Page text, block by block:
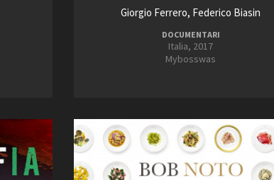
Giorgio Ferrero, Federico Biasin
DOCUMENTARI
Italia, 2017
Mybosswas